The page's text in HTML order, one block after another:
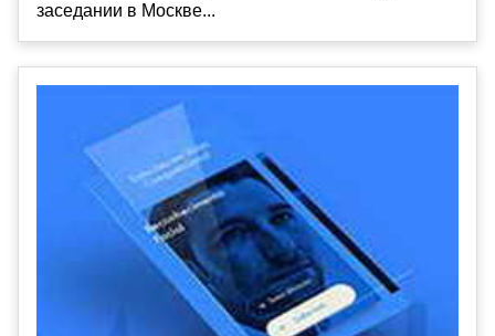
заседании в Москве...